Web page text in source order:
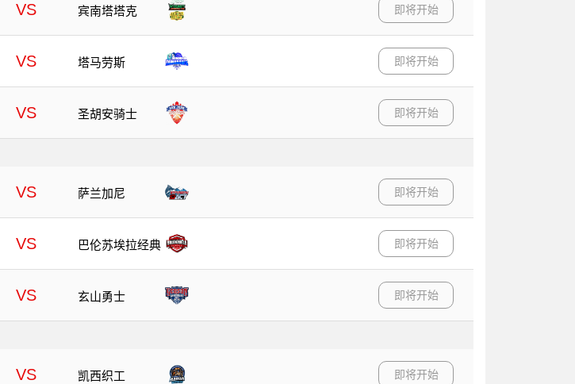
VS 宾南塔塔克 即将开始
VS 塔马劳斯 即将开始
VS 圣胡安骑士 即将开始
VS 萨兰加尼 即将开始
VS 巴伦苏埃拉经典 即将开始
VS 玄山勇士 即将开始
VS 凯西织工 即将开始